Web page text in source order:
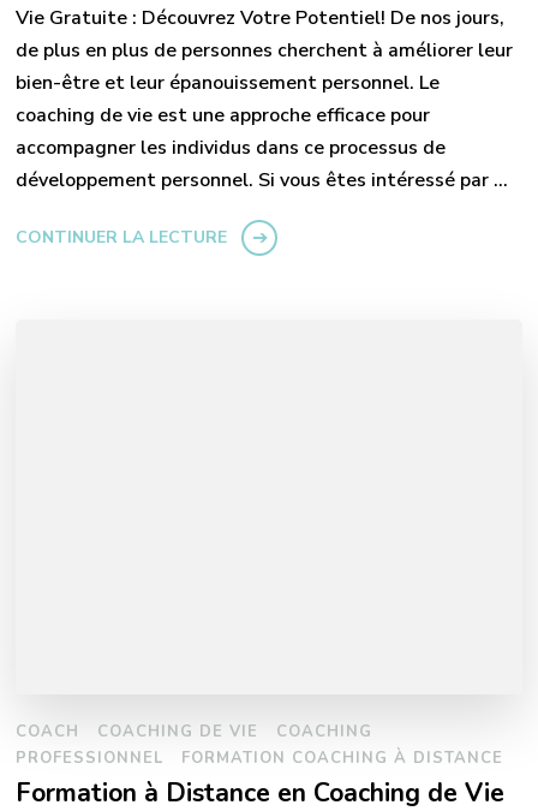
Vie Gratuite : Découvrez Votre Potentiel! De nos jours,
de plus en plus de personnes cherchent à améliorer leur
bien-être et leur épanouissement personnel. Le
coaching de vie est une approche efficace pour
accompagner les individus dans ce processus de
développement personnel. Si vous êtes intéressé par …
CONTINUER LA LECTURE
COACH COACHING DE VIE
COACHING
PROFESSIONNEL
FORMATION COACHING À DISTANCE
Formation à Distance en Coaching de Vie